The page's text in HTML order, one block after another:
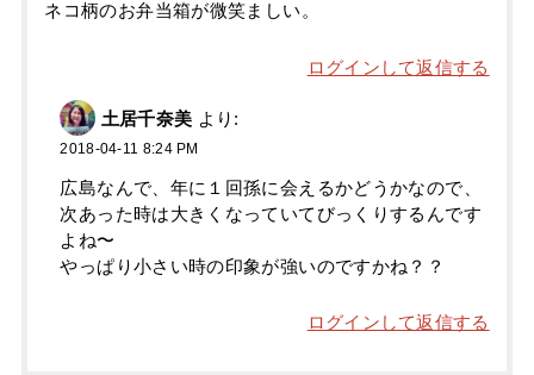
ネコ柄のお弁当箱が微笑ましい。
ログインして返信する
土居千奈美 より:
2018-04-11 8:24 PM
広島なんで、年に１回孫に会えるかどうかなので、
次あった時は大きくなっていてびっくりするんです
よね〜
やっぱり小さい時の印象が強いのですかね？？
ログインして返信する